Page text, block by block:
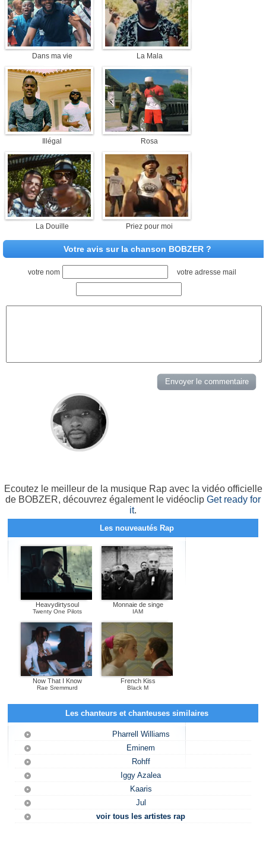
Dans ma vie La Mala
Illégal Rosa
La Douille Priez pour moi
Votre avis sur la chanson BOBZER ?
votre nom votre adresse mail
Ecoutez le meilleur de la musique Rap avec la vidéo officielle
de BOBZER, découvrez également le vidéoclip Get ready for
it.
Les nouveautés Rap
Heavydirtysoul
Twenty One Pilots
Monnaie de singe
IAM
Now That I Know
Rae Sremmurd
French Kiss
Black M
Les chanteurs et chanteuses similaires
Pharrell Williams
Eminem
Rohff
Iggy Azalea
Kaaris
Jul
voir tous les artistes rap